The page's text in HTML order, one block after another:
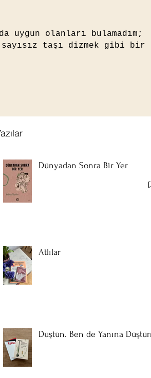
Dünyadan Sonra Bir Yer
Atlılar
Düştün. Ben de Yanına Düştüm
uygun olanları bulamadım;
taşı dizmek gibi bir